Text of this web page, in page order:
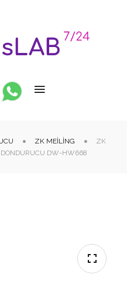
ZK MEILING
ZK
DONDURUCU DW-HW668